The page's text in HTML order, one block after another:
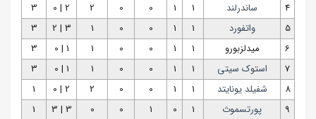
4
ساندرلند 1
1
0
0
2
2 | 0
3
5
واتفورد 1
1
0
0
1
3 | 2
3
6
میدلزبورو 1
1
0
0
1
1 | 0
3
7
استوک سیتی 1
1
0
0
1
1 | 0
3
8
شفیلد یونایتد 1
1
0
0
2
2 | 0
1
9
پورتسموث 1
0
1
0
0
3 | 3
1